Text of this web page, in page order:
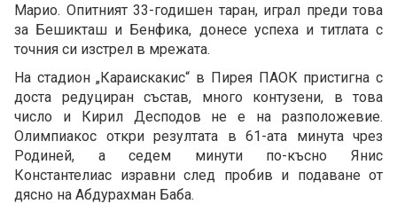
Марио. Опитният 33-годишен таран, играл преди това
за Бешикташ и Бенфика, донесе успеха и титлата с
точния си изстрел в мрежата.
На стадион „Караискакис“ в Пирея ПАОК пристигна с
доста редуциран състав, много контузени, в това
число и Кирил Десподов не е на разположевие.
Олимпиакос откри резултата в 61-ата минута чрез
Родиней, а седем минути по-късно Янис
Константелиас изравни след пробив и подаване от
дясно на Абдурахман Баба.